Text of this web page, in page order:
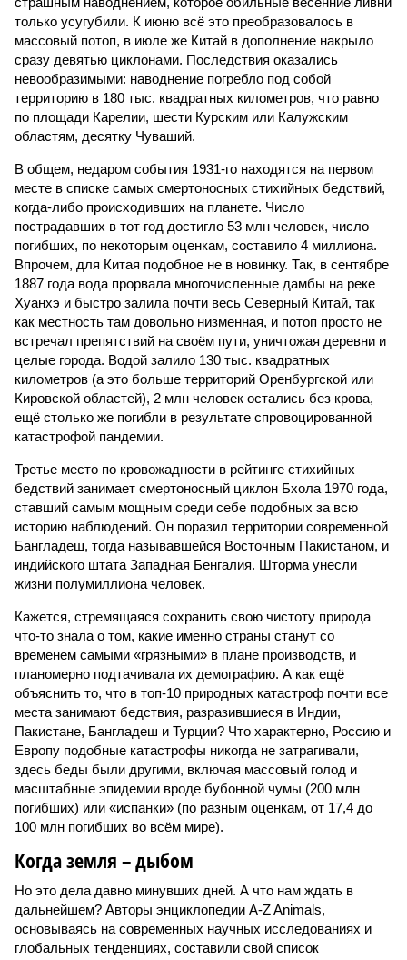
только усугубили. К июню всё это преобразовалось в
массовый потоп, в июле же Китай в дополнение накрыло
сразу девятью циклонами. Последствия оказались
невообразимыми: наводнение погребло под собой
территорию в 180 тыс. квадратных километров, что равно
по площади Карелии, шести Курским или Калужским
областям, десятку Чуваший.
В общем, недаром события 1931-го находятся на первом
месте в списке самых смертоносных стихийных бедствий,
когда-либо происходивших на планете. Число
пострадавших в тот год достигло 53 млн человек, число
погибших, по некоторым оценкам, составило 4 миллиона.
Впрочем, для Китая подобное не в новинку. Так, в сентябре
1887 года вода прорвала многочисленные дамбы на реке
Хуанхэ и быстро залила почти весь Северный Китай, так
как местность там довольно низменная, и потоп просто не
встречал препятствий на своём пути, уничтожая деревни и
целые города. Водой залило 130 тыс. квадратных
километров (а это больше территорий Оренбургской или
Кировской областей), 2 млн человек остались без крова,
ещё столько же погибли в результате спровоцированной
катастрофой пандемии.
Третье место по кровожадности в рейтинге стихийных
бедствий занимает смертоносный циклон Бхола 1970 года,
ставший самым мощным среди себе подобных за всю
историю наблюдений. Он поразил территории современной
Бангладеш, тогда называвшейся Восточным Пакистаном, и
индийского штата Западная Бенгалия. Шторма унесли
жизни полумиллиона человек.
Кажется, стремящаяся сохранить свою чистоту природа
что-то знала о том, какие именно страны станут со
временем самыми «грязными» в плане производств, и
планомерно подтачивала их демографию. А как ещё
объяснить то, что в топ-10 природных катастроф почти все
места занимают бедствия, разразившиеся в Индии,
Пакистане, Бангладеш и Турции? Что характерно, Россию и
Европу подобные катастрофы никогда не затрагивали,
здесь беды были другими, включая массовый голод и
масштабные эпидемии вроде бубонной чумы (200 млн
погибших) или «испанки» (по разным оценкам, от 17,4 до
100 млн погибших во всём мире).
Когда земля – дыбом
Но это дела давно минувших дней. А что нам ждать в
дальнейшем? Авторы энциклопедии A-Z Animals,
основываясь на современных научных исследованиях и
глобальных тенденциях, составили свой список